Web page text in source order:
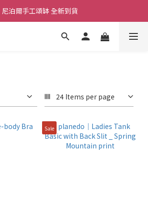
舒壓熱敷枕 全新到貨
尼泊爾手工頌缽 全新到貨
2026  春夏服飾 全新系列到貨
24 Items per page
Sale